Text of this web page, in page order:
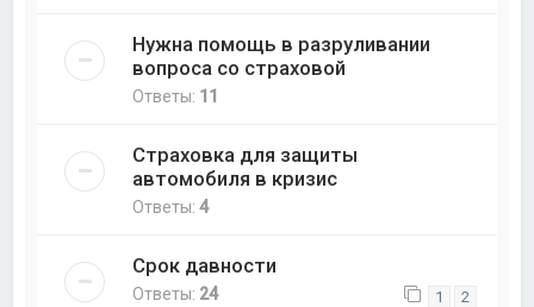
Нужна помощь в разруливании
вопроса со страховой
Ответы: 11
Страховка для защиты
автомобиля в кризис
Ответы:4
Срок давности
Ответы: 24 1 2